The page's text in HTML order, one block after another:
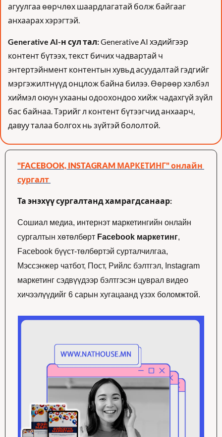
агуулгаа өөрчлөх шаардлагатай болж байгааг
анхаарах хэрэгтэй.
Generative AI-н сул тал: Generative AI хэдийгээр
контент бүтээх, текст бичих чадвартай ч
энтертэйнмент контентын хувьд асуудалтай гэдгийг
мэргэжилтнүүд онцлож байна билээ. Өөрөөр хэлбэл
хиймэл оюун ухааны одоохондоо хийж чадахгүй зүйл
бас байнаа. Тэрийг л контент бүтээгчид анхаарч,
давуу талаа болгох нь зүйтэй бололтой.
"FACEBOOK, INSTAGRAM МАРКЕТИНГ" онлайн
сургалт
Та энэхүү сургалтанд хамрагдсанаар:
Сошиал медиа, интернэт маркетингийн онлайн
сургалтын хөтөлбөрт Facebook маркетинг,
Facebook бүүст-төлбөртэй сурталчилгаа,
Мэссэнжер чатбот, Пост, Рийлс бэлтгэл, Instagram
маркетинг сэдвүүдээр бэлтгэсэн цуврал видео
хичээлүүдийг 6 сарын хугацаанд үзэх боломжтой.